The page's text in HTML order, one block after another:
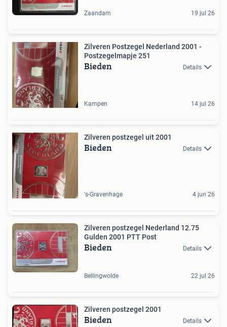
Zaandam 19 jul 26
Zilveren Postzegel Nederland 2001 -
Postzegelmapje 251
Bieden Details
Kampen 14 jul 26
Zilveren postzegel uit 2001
Bieden Details
's-Gravenhage 4 jun 26
Zilveren postzegel Nederland 12.75
Gulden 2001 PTT Post
Bieden Details
Bellingwolde 22 jul 26
Zilveren postzegel 2001
Bieden Details